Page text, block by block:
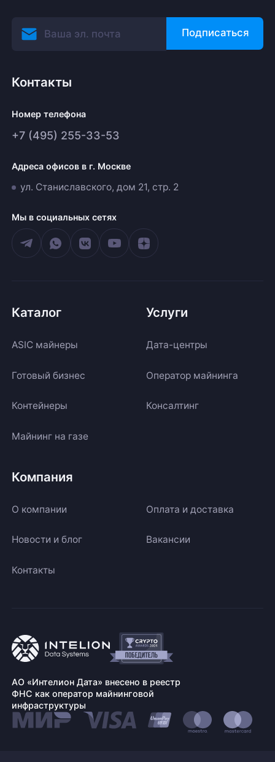
Подписаться
Контакты
Номер телефона
+7 (495) 255-33-53
Адреса офисов в г. Москве
ул. Станиславского, дом 21, стр. 2
Мы в социальных сетях
Каталог
ASIC майнеры
Готовый бизнес
Контейнеры
Майнинг на газе
Услуги
Дата-центры
Оператор майнинга
Консалтинг
Компания
О компании Оплата и доставка
Новости и блог Вакансии
Контакты
АО «Интелион Дата» внесено в реестр
ФНС как оператор майнинговой
инфраструктуры